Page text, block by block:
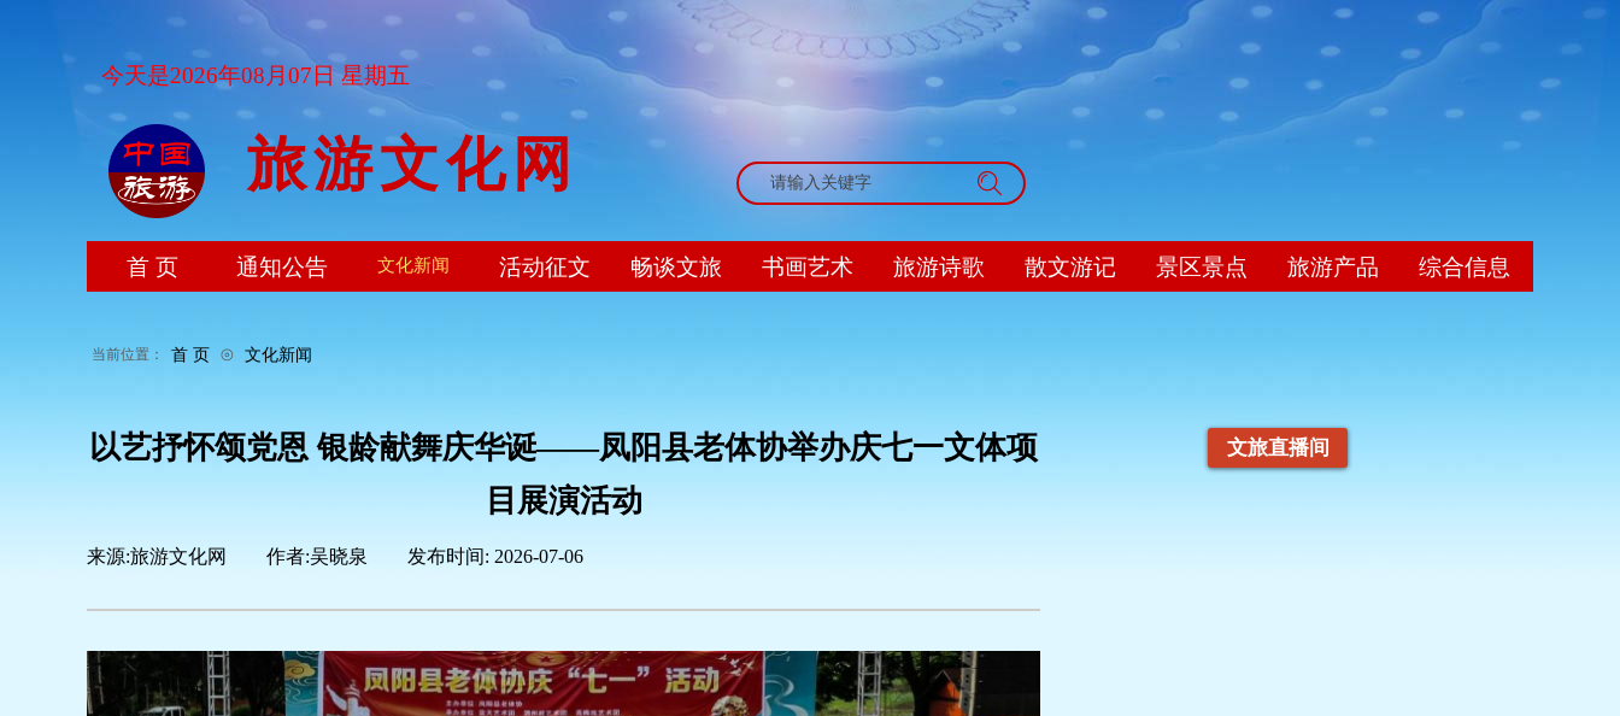
旅游文化网
首 页 ⊙ 文化新闻
当前位置：
搜索
首 页 通知公告 文化新闻 活动征文 畅谈文旅 书画艺术 旅游诗歌 散文游记 景区景点 旅游产品 综合信息
今天是2026年08月07日 星期五
以艺抒怀颂党恩 银龄献舞庆华诞——凤阳县老体协举办庆七一文体项
目展演活动
来源:旅游文化网 作者:吴晓泉 发布时间: 2026-07-06
文旅直播间